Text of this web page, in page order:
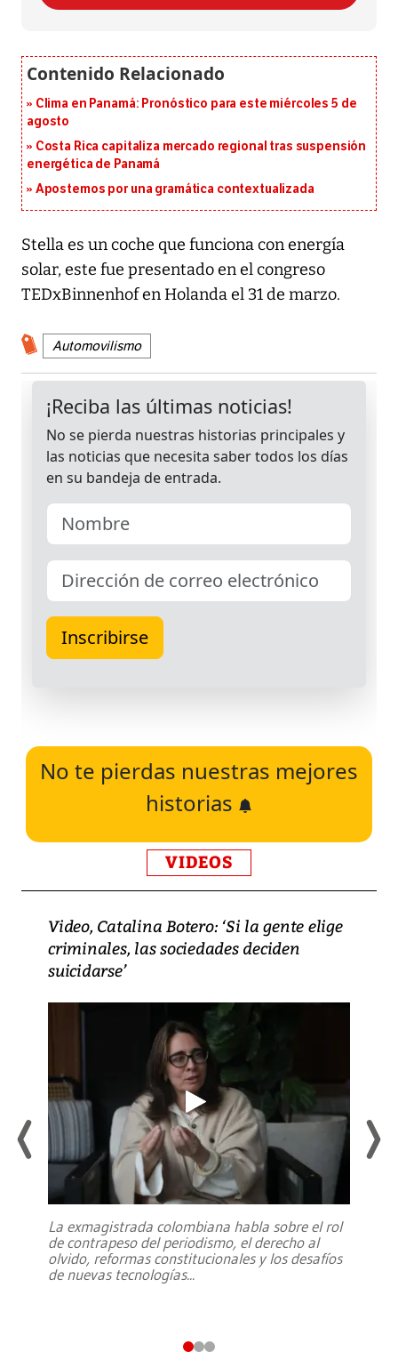
Clima en Panamá: Pronóstico para este miércoles 5 de
agosto
Costa Rica capitaliza mercado regional tras suspensión
energética de Panamá
Apostemos por una gramática contextualizada
Stella es un coche que funciona con energía
solar, este fue presentado en el congreso
TEDxBinnenhof en Holanda el 31 de marzo.
Automovilismo
No te pierdas nuestras mejores
historias
VIDEOS
Video, Catalina Botero: ‘Si la gente elige
criminales, las sociedades deciden
suicidarse’
La exmagistrada colombiana habla sobre el rol
de contrapeso del periodismo, el derecho al
olvido, reformas constitucionales y los desafíos
de nuevas tecnologías...